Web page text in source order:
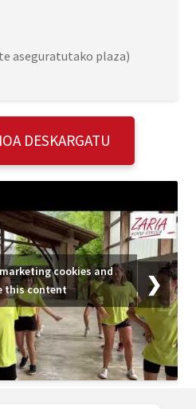
aseguratutako plaza)
DESKARGATU
cookies and
this content
❯